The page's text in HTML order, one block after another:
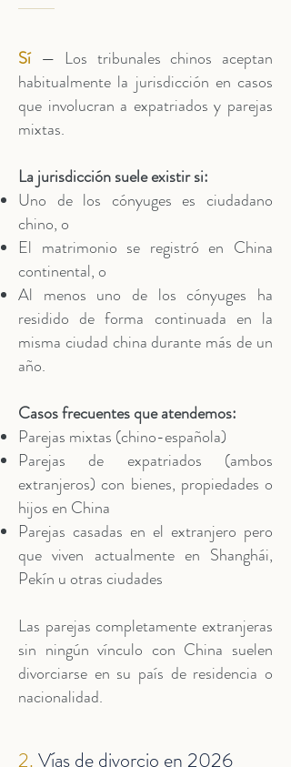
Sí— Los tribunales chinos aceptan
habitualmente la jurisdicción en casos
que involucran a expatriados y parejas
mixtas.
La jurisdicción suele existir si:
Uno de los cónyuges es ciudadano
chino, o
El matrimonio se registró en China
continental, o
Al menos uno de los cónyuges ha
residido de forma continuada en la
misma ciudad china durante más de un
año.
Casos frecuentes que atendemos:
Parejas mixtas (chino-española)
Parejas de expatriados (ambos
extranjeros) con bienes, propiedades o
hijos en China
Parejas casadas en el extranjero pero
que viven actualmente en Shanghái,
Pekín u otras ciudades
Las parejas completamente extranjeras
sin ningún vínculo con China suelen
divorciarse en su país de residencia o
nacionalidad.
2.Vías de divorcio en 2026